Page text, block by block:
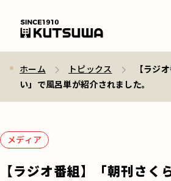
ホーム トピックス
【ラジ
い」で風呂単が紹介されました。
メディア
【ラジオ番組】「朝刊さく